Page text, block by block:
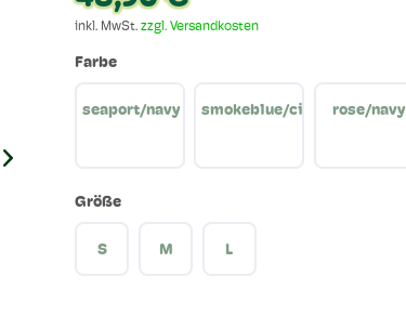
inkl. MwSt.zzgl. Versandkosten
Farbe
seaport/navy smokeblue/cinnamonrose/navy
Größe
S M L